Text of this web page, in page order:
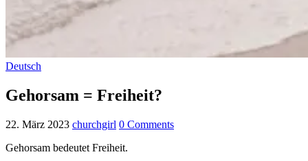
Deutsch
Gehorsam = Freiheit?
22. März 2023 churchgirl 0 Comments
Gehorsam bedeutet Freiheit.